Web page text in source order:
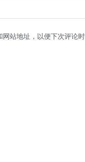
站地址，以便下次评论时